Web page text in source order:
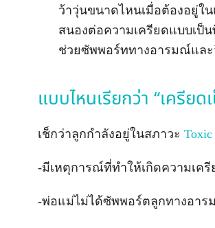
ว้าวุ่นขนาดไหนเมื่อต้องอยู่ใ
สนองต่อความเครียดแบบเป็
ช่วยซัพพอร์ททางอารมณ์แล
แบบไหนเรียกว่า “เครีย
เช็กว่าลูกกำลังอยู่ในสภาวะ Toxic
-มีเหตุการณ์ที่ทำให้เกิดความเครี
-พ่อแม่ไม่ได้ซัพพอร์ตลูกทางอาร